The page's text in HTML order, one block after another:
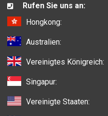
Rufen Sie uns an:
Hongkong:
Australien:
Vereinigtes Königreich:
Singapur:
Vereinigte Staaten: